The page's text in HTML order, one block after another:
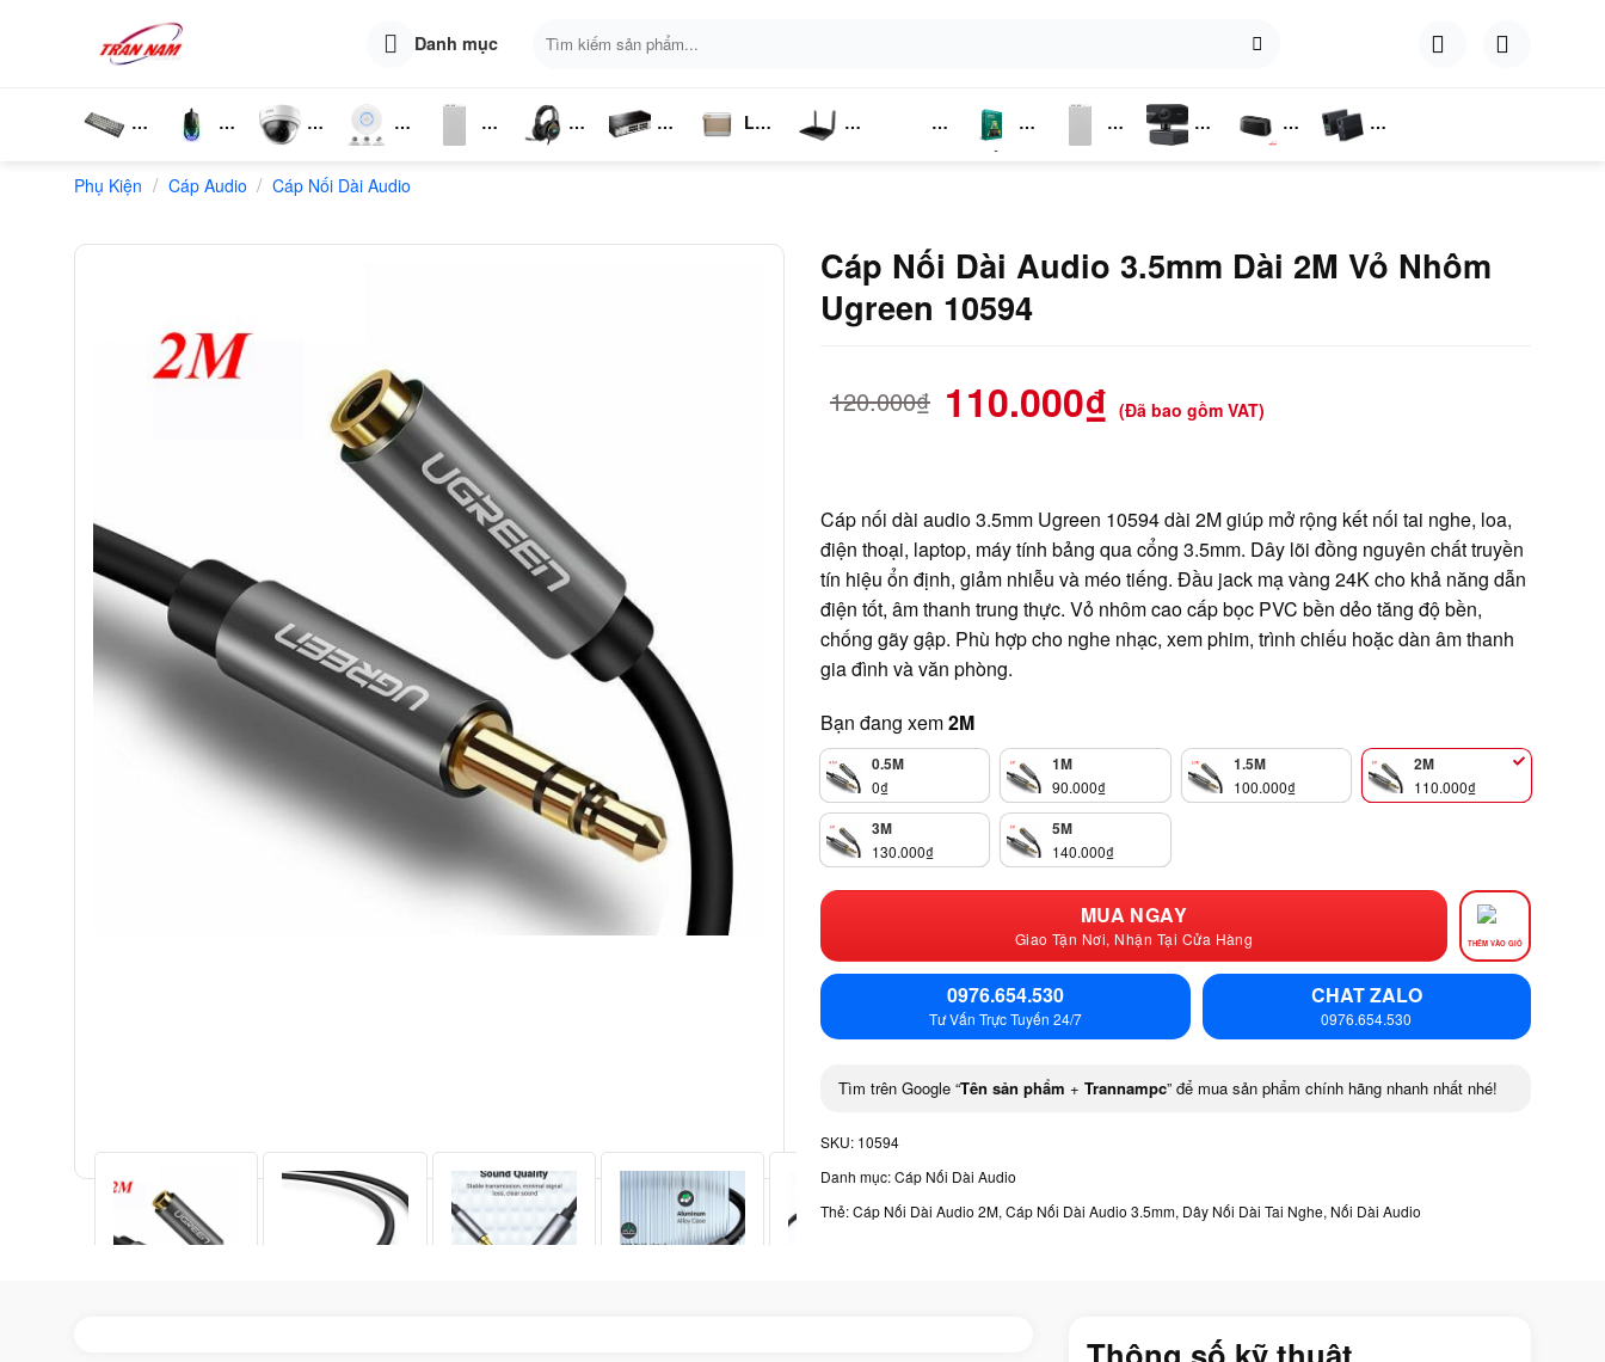
Danh mục
kiếm:
Phím
Wifi
Wifi
Loa
Phần
Phụ Kiện / Cáp Audio / Cáp Nối Dài Audio
Cáp Nối Dài Audio 3.5mm Dài 2M Vỏ Nhôm
Ugreen 10594
120.000₫ 110.000₫ (Đã bao gồm VAT)
Cáp nối dài audio 3.5mm Ugreen 10594 dài 2M giúp mở rộng kết nối tai nghe, loa,
điện thoại, laptop, máy tính bảng qua cổng 3.5mm. Dây lõi đồng nguyên chất truyền
tín hiệu ổn định, giảm nhiễu và méo tiếng. Đầu jack mạ vàng 24K cho khả năng dẫn
điện tốt, âm thanh trung thực. Vỏ nhôm cao cấp bọc PVC bền dẻo tăng độ bền,
chống gãy gập. Phù hợp cho nghe nhạc, xem phim, trình chiếu hoặc dàn âm thanh
gia đình và văn phòng.
Bạn đang xem2M
0.5M
0₫
1M
90.000₫
1.5M
100.000₫
2M
110.000₫
3M
130.000₫
5M
140.000₫
MUA NGAY
Giao Tận Nơi, Nhận Tại Cửa Hàng THÊM VÀO GIỎ
0976.654.530
Tư Vấn Trực Tuyến 24/7
CHAT ZALO
0976.654.530
Tìm trên Google “Tên sản phẩm + Trannampc” để mua sản phẩm chính hãng nhanh nhất nhé!
SKU: 10594
Danh mục:Cáp Nối Dài Audio
Thẻ:Cáp Nối Dài Audio 2M, Cáp Nối Dài Audio 3.5mm, Dây Nối Dài Tai Nghe, Nối Dài Audio